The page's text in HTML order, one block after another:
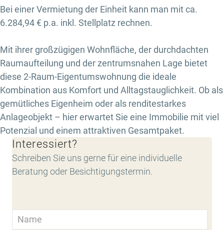
Bei einer Vermietung der Einheit kann man mit ca.
6.284,94 € p.a. inkl. Stellplatz rechnen.
Mit ihrer großzügigen Wohnfläche, der durchdachten
Raumaufteilung und der zentrumsnahen Lage bietet
diese 2-Raum-Eigentumswohnung die ideale
Kombination aus Komfort und Alltagstauglichkeit. Ob als
gemütliches Eigenheim oder als renditestarkes
Anlageobjekt – hier erwartet Sie eine Immobilie mit viel
Potenzial und einem attraktiven Gesamtpaket.
Interessiert?
Schreiben Sie uns gerne für eine individuelle
Beratung oder Besichtigungstermin.